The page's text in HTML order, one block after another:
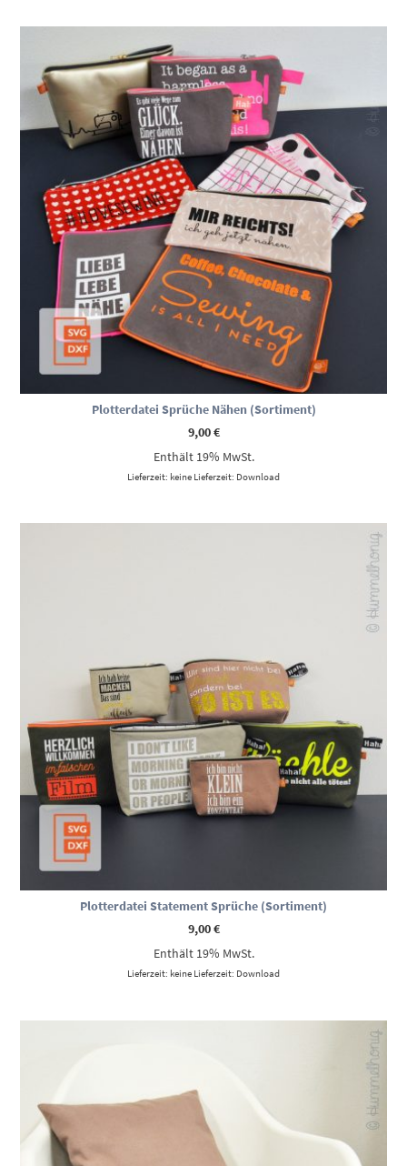
Plotterdatei Sprüche Nähen (Sortiment)
9,00€
Enthält 19% MwSt.
Lieferzeit: keine Lieferzeit: Download
Plotterdatei Statement Sprüche (Sortiment)
9,00€
Enthält 19% MwSt.
Lieferzeit: keine Lieferzeit: Download